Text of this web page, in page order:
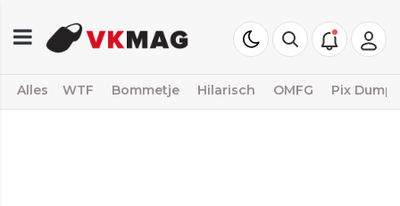
Alles WTF Bommetje Hilarisch OMFG Pix Dump